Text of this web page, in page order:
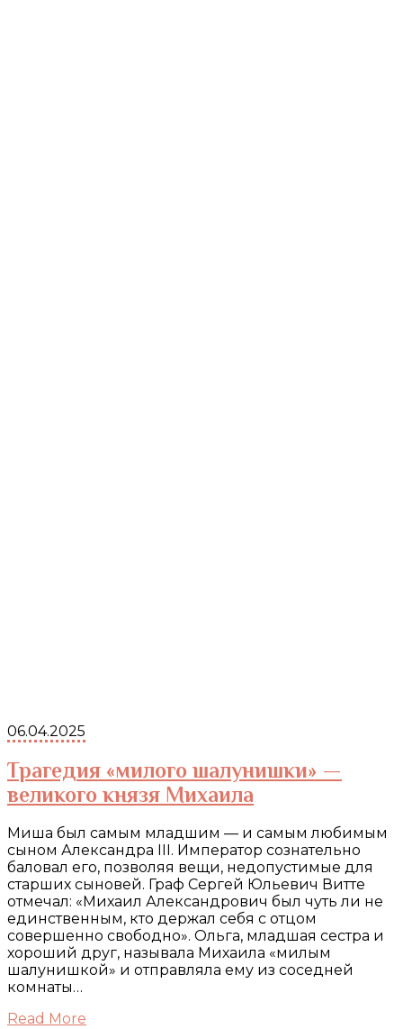
06.04.2025
Трагедия «милого шалунишки» —
великого князя Михаила
Миша был самым младшим — и самым любимым
сыном Александра III. Император сознательно
баловал его, позволяя вещи, недопустимые для
старших сыновей. Граф Сергей Юльевич Витте
отмечал: «Михаил Александрович был чуть ли не
единственным, кто держал себя с отцом
совершенно свободно». Ольга, младшая сестра и
хороший друг, называла Михаила «милым
шалунишкой» и отправляла ему из соседней
комнаты…
Read More